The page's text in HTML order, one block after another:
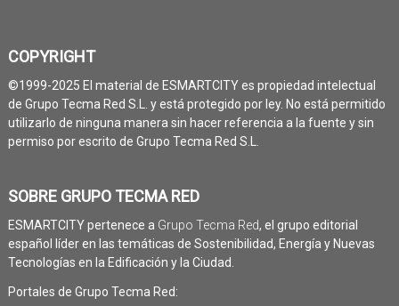
COPYRIGHT
©1999-2025 El material de ESMARTCITY es propiedad intelectual
de Grupo Tecma Red S.L. y está protegido por ley. No está permitido
utilizarlo de ninguna manera sin hacer referencia a la fuente y sin
permiso por escrito de Grupo Tecma Red S.L.
SOBRE GRUPO TECMA RED
ESMARTCITY pertenece a Grupo Tecma Red, el grupo editorial
español líder en las temáticas de Sostenibilidad, Energía y Nuevas
Tecnologías en la Edificación y la Ciudad.
Portales de Grupo Tecma Red: